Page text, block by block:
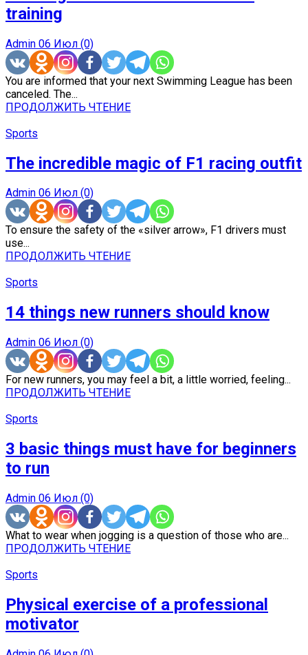
training
Admin 06 Июл (0)
You are informed that your next Swimming League has been
canceled. The...
ПРОДОЛЖИТЬ ЧТЕНИЕ
Sports
The incredible magic of F1 racing outfit
Admin 06 Июл (0)
To ensure the safety of the «silver arrow», F1 drivers must
use...
ПРОДОЛЖИТЬ ЧТЕНИЕ
Sports
14 things new runners should know
Admin 06 Июл (0)
For new runners, you may feel a bit, a little worried, feeling...
ПРОДОЛЖИТЬ ЧТЕНИЕ
Sports
3 basic things must have for beginners
to run
Admin 06 Июл (0)
What to wear when jogging is a question of those who are...
ПРОДОЛЖИТЬ ЧТЕНИЕ
Sports
Physical exercise of a professional
motivator